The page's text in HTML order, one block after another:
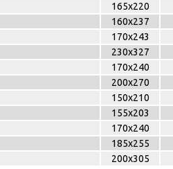
165x220
160x237
170x243
230x327
170x240
200x270
150x210
155x203
170x240
185x255
200x305